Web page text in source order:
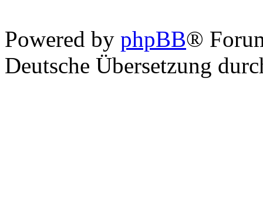
Powered by phpBB®
Deutsche Übersetzung